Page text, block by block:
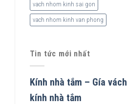
vach nhom kinh sai gon
vach nhom kinh van phong
Tin tức mới nhất
Kính nhà tắm – Gía vách
kính nhà tắm